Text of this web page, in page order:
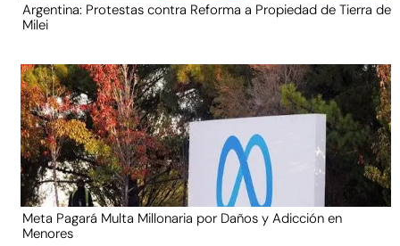
Argentina: Protestas contra Reforma a Propiedad de Tierra de
Milei
Meta Pagará Multa Millonaria por Daños y Adicción en
Menores